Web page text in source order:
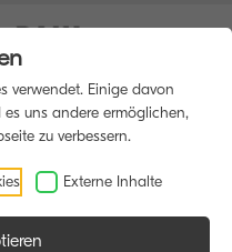
verwendet. Einige davon
uns andere ermöglichen,
zu verbessern.
Externe Inhalte